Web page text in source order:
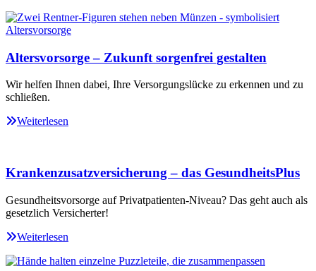
Altersvorsorge – Zukunft sorgenfrei gestalten
Wir helfen Ihnen dabei, Ihre Versorgungslücke zu erkennen und zu
schließen.
Weiterlesen
Krankenzusatzversicherung – das GesundheitsPlus
Gesundheitsvorsorge auf Privatpatienten-Niveau? Das geht auch als
gesetzlich Versicherter!
Weiterlesen